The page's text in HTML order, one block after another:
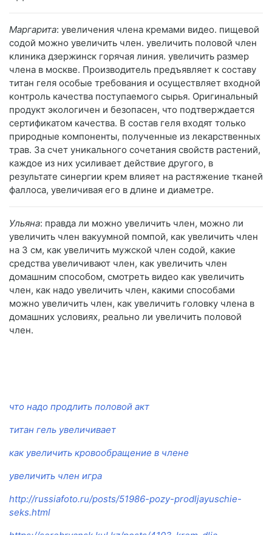
Маргарита: увеличения члена кремами видео. пищевой
содой можно увеличить член. увеличить половой член
клиника дзержинск горячая линия. увеличить размер
члена в москве. Производитель предъявляет к составу
титан геля особые требования и осуществляет входной
контроль качества поступаемого сырья. Оригинальный
продукт экологичен и безопасен, что подтверждается
сертификатом качества. В состав геля входят только
природные компоненты, полученные из лекарственных
трав. За счет уникального сочетания свойств растений,
каждое из них усиливает действие другого, в
результате синергии крем влияет на растяжение тканей
фаллоса, увеличивая его в длине и диаметре.
Ульяна: правда ли можно увеличить член, можно ли
увеличить член вакуумной помпой, как увеличить член
на 3 см, как увеличить мужской член содой, какие
средства увеличивают член, как увеличить член
домашним способом, смотреть видео как увеличить
член, как надо увеличить член, какими способами
можно увеличить член, как увеличить головку члена в
домашних условиях, реально ли увеличить половой
член.
что надо продлить половой акт
титан гель увеличивает
как увеличить кровообращение в члене
увеличить член игра
http://russiafoto.ru/posts/51986-pozy-prodljayuschie-
seks.html